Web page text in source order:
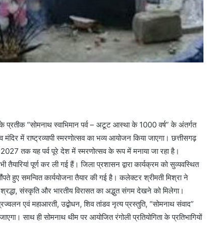
“सोमनाथ स्वाभिमान पर्व – अटूट आस्था के 1000 वर्ष” के अंतर्गत
में राष्ट्रव्यापी स्मरणोत्सव का भव्य आयोजन किया जाएगा। छत्तीसगढ़
तक यह पर्व पूरे देश में स्मरणोत्सव के रूप में मनाया जा रहा है।
पूर्ण कर ली गई हैं। जिला प्रशासन द्वारा कार्यक्रम को सुव्यवस्थित
हुए समन्वित कार्ययोजना तैयार की गई है। कलेक्टर श्रीमती मिश्रा ने
संस्कृति और भारतीय विरासत का अद्भुत संगम देखने को मिलेगा।
एवं महाआरती, उद्बोधन, शिव तांडव नृत्य प्रस्तुति, “सोमनाथ संवाद”
साथ ही सोमनाथ थीम पर आयोजित रंगोली प्रतियोगिता के प्रतिभागियों